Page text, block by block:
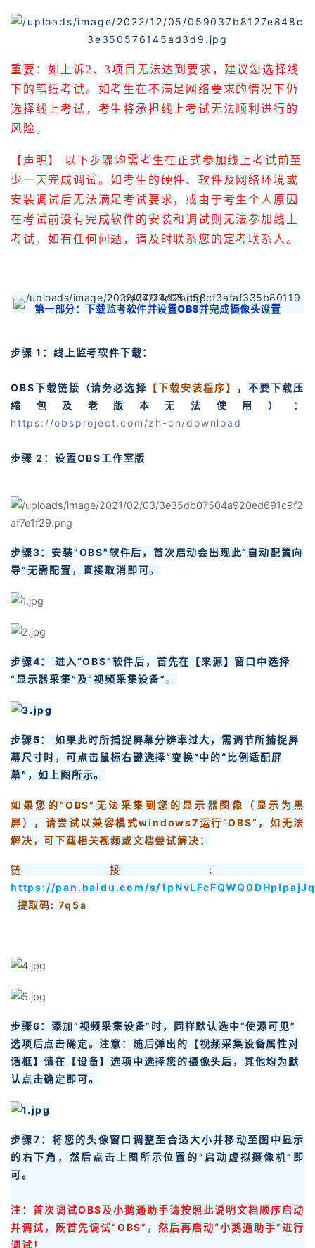
重要：如上诉2、3项目无法达到要求，建议您选择线
下的笔纸考试。如考生在不满足网络要求的情况下仍
选择线上考试，考生将承担线上考试无法顺利进行的
风险。
【声明】 以下步骤均需考生在正式参加线上考试前至
少一天完成调试。如考生的硬件、软件及网络环境或
安装调试后无法满足考试要求，或由于考生个人原因
在考试前没有完成软件的安装和调试则无法参加线上
考试，如有任何问题，请及时联系您的定考联系人。
第一部分：下载监考软件并设置OBS并完成摄像头设置
步骤 1：线上监考软件下载：
OBS下载链接（请务必选择 【下载安装程序】
，不要下载压
缩包及老版本无法使用）：
https://obsproject.com/zh-cn/download
步骤 2：设置OBS工作室版
步骤3：安装"OBS"软件后，首次启动会出现此“自动配置向
导”无需配置，直接取消即可。
步骤4： 进入“OBS”软件后，首先在【来源】窗口中选择
“显示器采集”及“视频采集设备”。
步骤5： 如果此时所捕捉屏幕分辨率过大，需调节所捕捉屏
幕尺寸时，可点击鼠标右键选择“变换”中的“比例适配屏
幕”，如上图所示。
如果您的“OBS”无法采集到您的显示器图像（显示为黑
屏），请尝试以兼容模式windows7运行“OBS”，如无法
解决，可下载相关视频或文档尝试解决：
链接:
https://pan.baidu.com/s/
提取码: 7q5a
步骤6：添加“视频采集设备”时，同样默认选中“使源可见”
选项后点击确定。注意：随后弹出的【视频采集设备属性对
话框】请在【设备】选项中选择您的摄像头后，其他均为默
认点击确定即可。
步骤7：将您的头像窗口调整至合适大小并移动至图中显示
的右下角，然后点击上图所示位置的“启动虚拟摄像机”即
可。
注：首次调试OBS及小鹅通助手请按照此说明文档顺序启动
并调试，既首先调试“OBS”，然后再启动“小鹅通助手”进行
调试！